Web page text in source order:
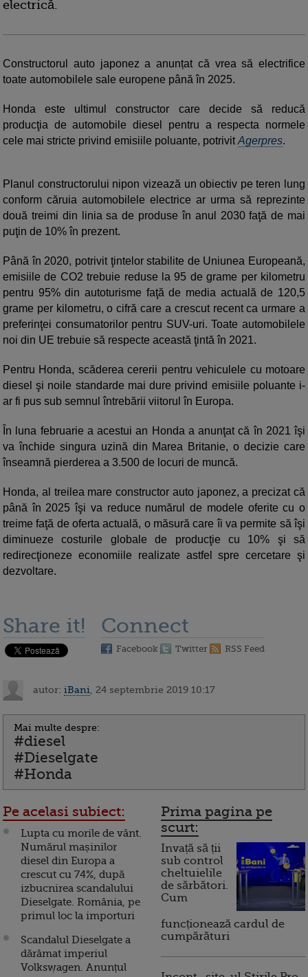
electrică.
Constructorul auto japonez a anunțat că vrea să electrifice
toate automobilele sale europene până în 2025.
Honda este ultimul constructor care decide să reducă
producţia de automobile diesel pentru a respecta normele
cele mai stricte privind emisiile poluante, potrivitAgerpres.
Planul constructorului nipon vizează un obiectiv pe teren lung
conform căruia automobilele electrice ar urma să reprezinte
două treimi din linia sa de produse în anul 2030 faţă de mai
puţin de 10% în prezent.
Până în 2020, potrivit ţintelor stabilite de Uniunea Europeană,
emisiile de CO2 trebuie reduse la 95 de grame per kilometru
pentru 95% din autoturisme faţă de media actuală de 120,5
grame per kilometru, o cifră care a crescut recent ca urmare a
preferinţei consumatorilor pentru SUV-uri. Toate automobilele
noi din UE trebuie să respecte această ţintă în 2021.
Pentru Honda, scăderea cererii pentru vehiculele cu motoare
diesel şi noile standarde mai dure privind emisiile poluante i-
ar fi pus sub semnul întrebării viitorul în Europa.
În luna februarie a acestui an Honda a anunţat că în 2021 îşi
va închide singura uzină din Marea Britanie, o decizie care
înseamnă pierderea a 3.500 de locuri de muncă.
Honda, al treilea mare constructor auto japonez, a precizat că
până în 2025 îşi va reduce numărul de modele oferite cu o
treime faţă de oferta actuală, o măsură care îi va permite să îşi
diminueze costurile globale de producţie cu 10% şi să
redirecţioneze economiile realizate astfel spre cercetare şi
dezvoltare.
Share it! Connect
Facebook Twitter RSS Feed
autor: iBani , 24 septembrie 2019 10:17
Mai multe despre:
#diesel
#Dieselgate
#Honda
Pe acelasi subiect:
Lupta cu morile de vânt.
Numărul mașinilor
diesel din Europa a
crescut cu 74%, după
izbucnirea scandalului
Dieselgate. România, pe
primul loc la importuri
Scandalul Dieselgate a
dărâmat imperiul
Volkswagen. Anunțul
Prima pagina pe
scurt:
Invață să ții
sub control
cheltuielile
de sărbători.
Cum
funcționează cardul de
cumpărături